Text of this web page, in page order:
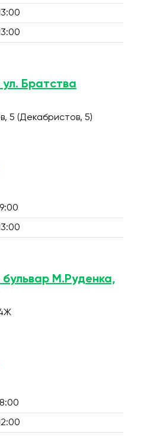
ул. Братства
5 (Декабристов, 5)
бульвар М.Руденка,